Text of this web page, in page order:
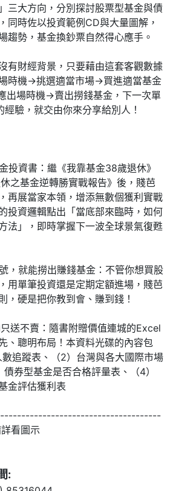
三大方向，分別探討股票型基金與債
同時佐以投資範例CD與大量圖解，
趨勢，基金換鈔票自然得心應手。
有財經背景，只要藉由這套客觀數據
時機→挑選適當市場→買進適當基金
出場時機→賣出撈錢基金，下一次單
驗，就交由你來分享給別人！
投資書：繼《我靠基金38歲退休》
之基金逆轉勝實戰報告》後，賤芭
再展當家本領，增添無數個獲利實戰
投資邏輯點出「當底部來臨時，如何
法」，即時掌握下一波全球景氣復甦
，就能撈出賺錢基金：不管你想買股
用單筆投資還是定期定額進場，賤芭
，硬是把你教到會、賺到錢！
送不賣：隨書附贈價值連城的Excel
、聰明布局！本資料光碟的內容包
追蹤表、（2）台灣與各大國際市場
券型基金是否合格評量表、（4）
金評估獲利表
看圖示
: